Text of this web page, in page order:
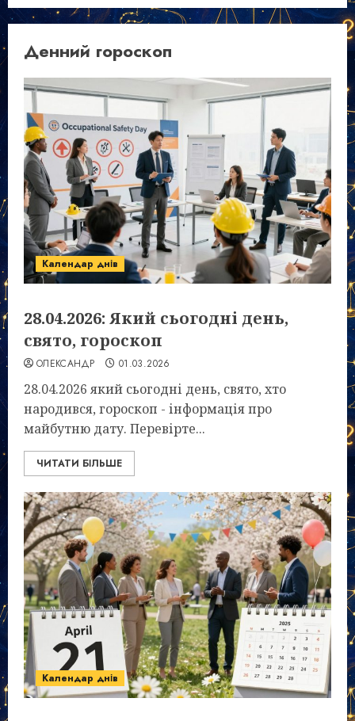
Денний гороскоп
Календар днів
28.04.2026: Який сьогодні день,
свято, гороскоп
ОЛЕКСАНДР 01.03.2026
28.04.2026 який сьогодні день, свято, хто
народився, гороскоп - інформація про
майбутню дату. Перевірте...
ЧИТАТИ БІЛЬШЕ
Календар днів